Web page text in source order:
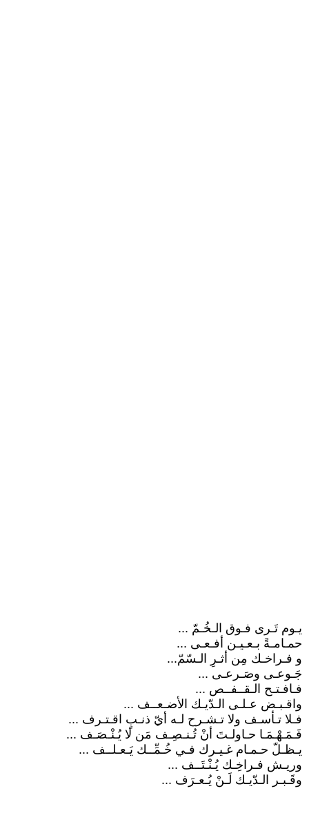
يـوم تَـرى فـوق الـخُـمّ ...
حمـامـةً بـعـيـن أفـعـى ...
و فـراخـك مِن أثـرِ الـسّمّ...
جَـوعـى وصَـرعـى ...
فـافـتـح الـقــفــص ...
واقـبـض عـلـى الـدّيـك الأضـعــف ...
فـلا تـأسـف ولا تـشـرح لـه أيّ ذنـبٍ اقـتـرف ...
فَـمَـهْـمَـا حـاولـتَ أنْ تُـنـصِـف مَن لا يُـنْـصَـف ...
يـظـلّ حـمـام غـيـرك فـي خُـمِّــك يَـعـلــف ...
وريـش فـراخِـك يُـنْـتَــف ...
وقَـبـر الـدّيـك لَـنْ يُـعـرَف ...